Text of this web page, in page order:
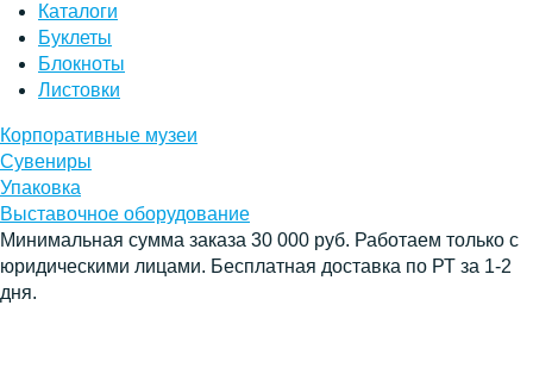
Каталоги
Буклеты
Блокноты
Листовки
Корпоративные музеи
Сувениры
Упаковка
Выставочное оборудование
Минимальная сумма заказа 30 000 руб. Работаем только с
юридическими лицами. Бесплатная доставка по РТ за 1-2
дня.